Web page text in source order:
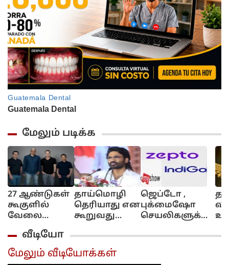
மேலும் படிக்க
27 ஆண்டுகள்
கூகுளில்
வேலை
செய்தவர்
ராஜினாமா..
இந்திய
நண்பருடன்
தாய்மொழி
தெரியாது என
கூறுவது
தமிழ்
படியுங்கள்..
வருங்கால
ஜெப்டோ ,
புக்மைஷோ
செயலிகளுக்கு
அபராதம்
வீடியோ
மேலும் வீடியோக்கள்